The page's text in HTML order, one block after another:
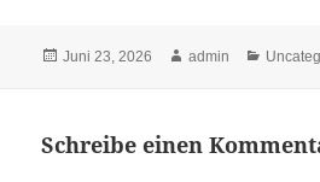
Juni 23, 2026 admin
Schreibe einen